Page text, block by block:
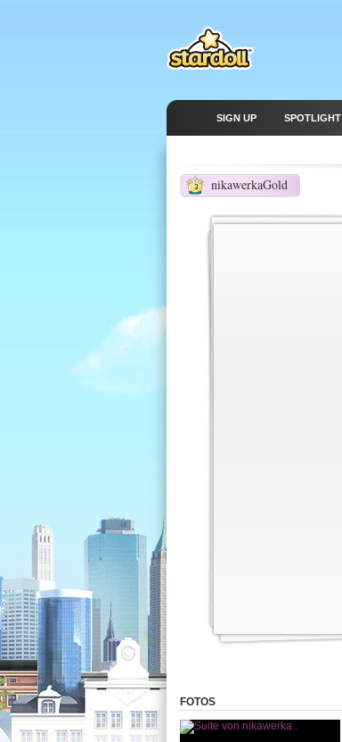
SIGN UP SPOTLIGHT
nikawerkaGold
3
FOTOS